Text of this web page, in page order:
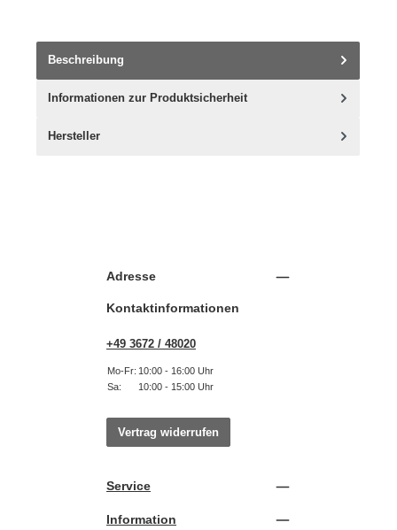
Beschreibung
Informationen zur Produktsicherheit
Hersteller
Adresse
Kontaktinformationen
+49 3672 / 48020
Mo-Fr: 10:00 - 16:00 Uhr
Sa:
10:00 - 15:00 Uhr
Vertrag widerrufen
Service
Information